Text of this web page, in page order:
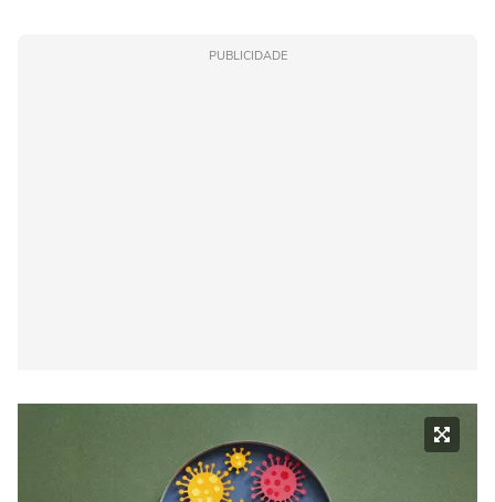
PUBLICIDADE